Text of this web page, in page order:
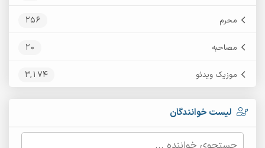
محرم 256
مصاحبه 20
موزیک ویدئو 3,174
لیست خوانندگان